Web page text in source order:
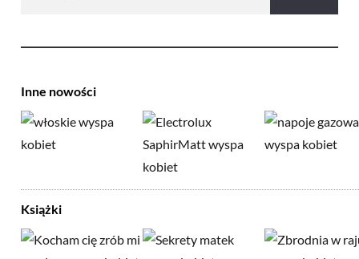
Inne nowości
Książki